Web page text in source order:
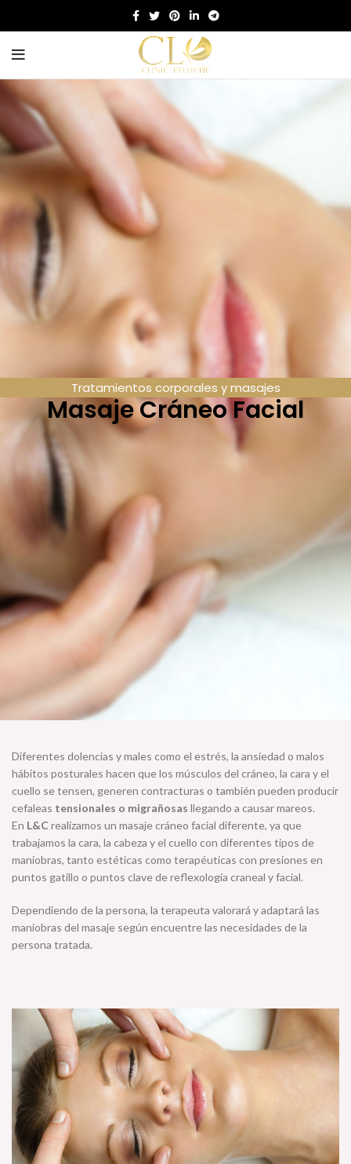
Tratamientos corporales y masajes
Masaje Cráneo Facial
Diferentes dolencias y males como el estrés, la ansiedad o malos
hábitos posturales hacen que los músculos del cráneo, la cara y el
cuello se tensen, generen contracturas o también pueden producir
cefaleas tensionales o migrañosas llegando a causar mareos.
En L&C realizamos un masaje cráneo facial diferente, ya que
trabajamos la cara, la cabeza y el cuello con diferentes tipos de
maniobras, tanto estéticas como terapéuticas con presiones en
puntos gatillo o puntos clave de reflexología craneal y facial.
Dependiendo de la persona, la terapeuta valorará y adaptará las
maniobras del masaje según encuentre las necesidades de la
persona tratada.